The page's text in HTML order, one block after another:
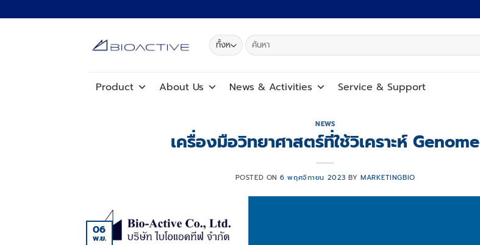
ไป
ค้นหา:
Product About Us News & Activities Service & Support
NEWS
เครื่องมือวิทยาศาสตร์ที่ใช้วิเคราะห์ Genome
POSTED ON6 พฤศจิกายน 2023 BYMARKETINGBIO
06
พ.ย.